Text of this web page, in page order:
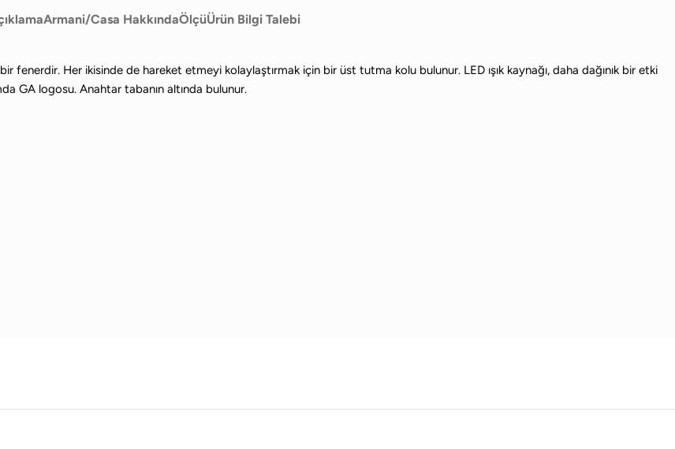
Armani/Casa HakkındaÖlçüÜrün Bilgi Talebi
Her ikisinde de hareket etmeyi kolaylaştırmak için bir üst tutma kolu bulunur. LED ışık kaynağı, daha dağınık bir etki
GA logosu. Anahtar tabanın altında bulunur.